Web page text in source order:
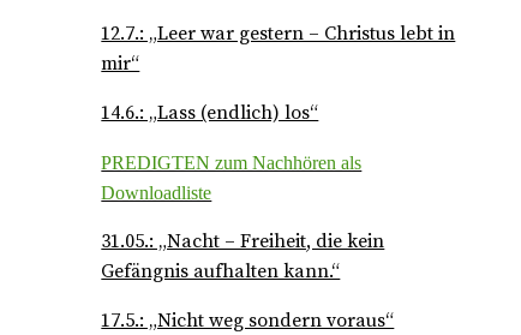
12.7.: „Leer war gestern – Christus lebt in
mir“
14.6.: „Lass (endlich) los“
PREDIGTEN zum Nachhören als
Downloadliste
31.05.: „Nacht – Freiheit, die kein
Gefängnis aufhalten kann.“
17.5.: „Nicht weg sondern voraus“